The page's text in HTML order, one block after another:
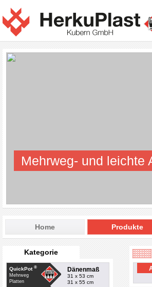
Mehrweg- und leichte
Home Produkte
Kategorie
QuickPot ®
Mehrweg
Platten
Dänenmaß
31 x 53 cm
31 x 55 cm